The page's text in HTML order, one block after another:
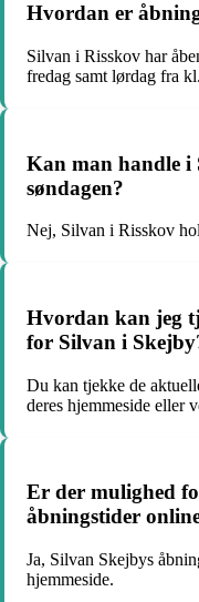
Hvordan er
Silvan i Risskov har
fredag samt lørdag fra
Kan man handle i
søndagen?
Nej, Silvan i Risskov
Hvordan kan jeg
for Silvan i
Du kan tjekke de
deres hjemmeside eller
Er der mulighed
åbningstider
Ja, Silvan Skejbys
hjemmeside.